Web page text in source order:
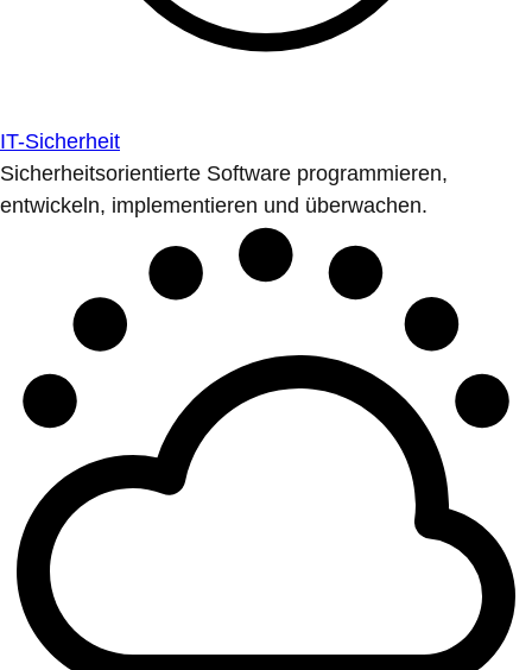
IT-Sicherheit
Sicherheitsorientierte Software programmieren,
entwickeln, implementieren und überwachen.